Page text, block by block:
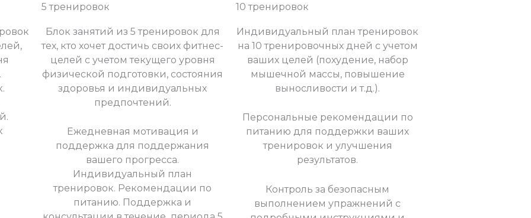
5 тренировок
Блок занятий из 5 тренировок для
тех, кто хочет достичь своих фитнес-
целей с учетом текущего уровня
физической подготовки, состояния
здоровья и индивидуальных
предпочтений.
Ежедневная мотивация и
поддержка для поддержания
вашего прогресса.
Индивидуальный план
тренировок. Рекомендации по
питанию. Поддержка и
10 тренировок
Индивидуальный план тренировок
на 10 тренировочных дней с учетом
ваших целей (похудение, набор
мышечной массы, повышение
выносливости и т.д.).
Персональные рекомендации по
питанию для поддержки ваших
тренировок и улучшения
результатов.
Контроль за безопасным
выполнением упражнений с